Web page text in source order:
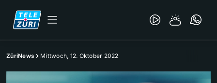
ZüriNews Mittwoch, 12. Oktober 2022